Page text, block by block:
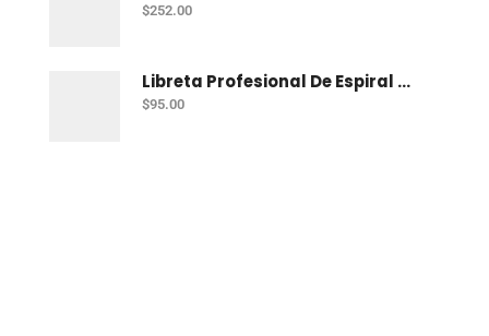
$252.00
Libreta Profesional De Espiral Printaform Arcoiris Pastel 100 H Ry
$95.00